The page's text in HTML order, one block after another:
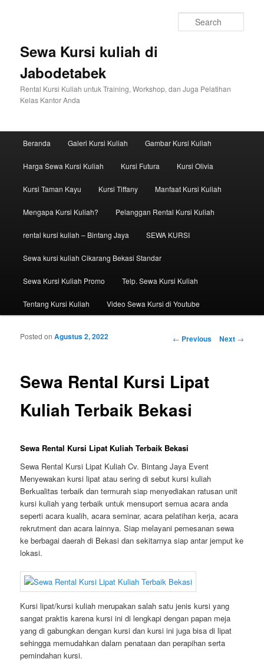
Sewa Kursi kuliah di
Jabodetabek
Rental Kursi Kuliah untuk Training, Workshop, dan Juga Pelatihan
Kelas Kantor Anda
Skip to primary content
Skip to secondary content
Beranda Galeri Kursi Kuliah Gambar Kursi Kuliah
Harga Sewa Kursi Kuliah Kursi Futura Kursi Olivia
Kursi Taman Kayu Kursi Tiffany Manfaat Kursi Kuliah
Mengapa Kursi Kuliah? Pelanggan Rental Kursi Kuliah
rental kursi kuliah – Bintang Jaya SEWA KURSI
Sewa kursi kuliah Cikarang Bekasi Standar
Sewa Kursi Kuliah Promo Telp. Sewa Kursi Kuliah
Tentang Kursi Kuliah Video Sewa Kursi di Youtube
Post navigation
← Previous Next →
Sewa Rental Kursi Lipat
Kuliah Terbaik Bekasi
Posted onAgustus 2, 2022
Sewa Rental Kursi Lipat Kuliah Terbaik Bekasi
Sewa Rental Kursi Lipat Kuliah Cv. Bintang Jaya Event
Menyewakan kursi lipat atau sering di sebut kursi kuliah
Berkualitas terbaik dan termurah siap menyediakan ratusan unit
kursi kuliah yang terbaik untuk mensuport semua acara anda
seperti acara kualih, acara seminar, acara pelatihan kerja, acara
rekrutment dan acara lainnya. Siap melayani pemesanan sewa
ke berbagai daerah di Bekasi dan sekitarnya siap antar jemput ke
lokasi.
Kursi lipat/kursi kuliah merupakan salah satu jenis kursi yang
sangat praktis karena kursi ini di lengkapi dengan papan meja
yang di gabungkan dengan kursi dan kursi ini juga bisa di lipat
sehingga memudahkan dalam penataan dan perapihan serta
pemindahan kursi.